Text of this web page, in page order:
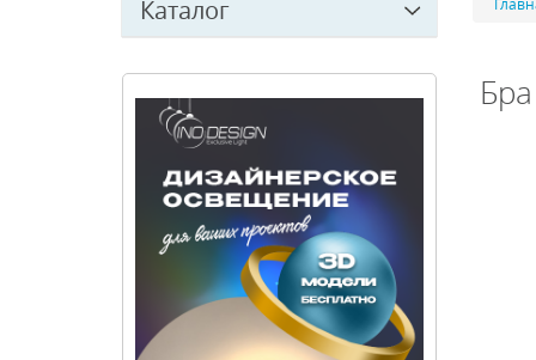
Каталог